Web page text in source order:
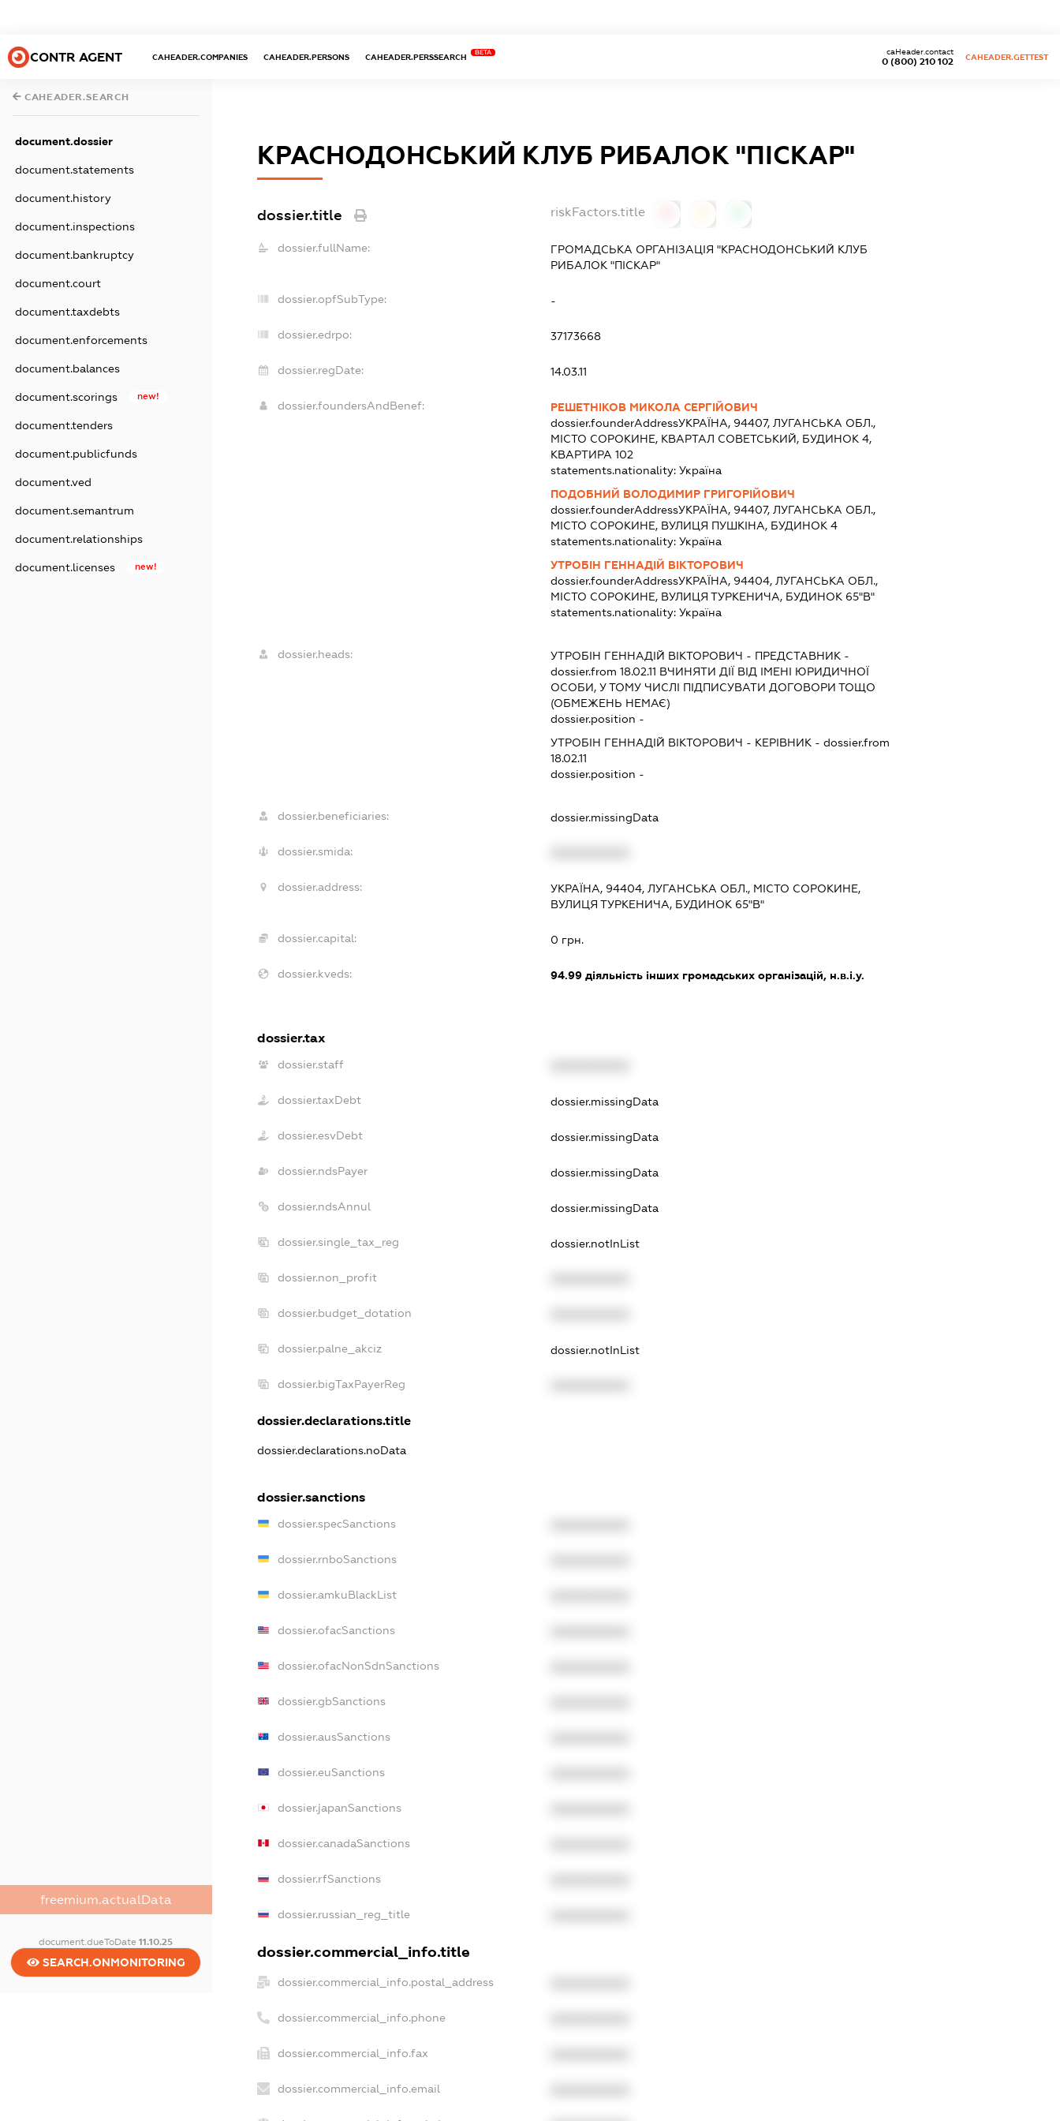
CONTR AGENT CAHEADER.COMPANIES CAHEADER.PERSONS CAHEADER.PERSSEARCH
BETA
0 (800) 210 102
caHeader.contact
CAHEADER.GETTEST
CAHEADER.SEARCH
document.dossier
document.statements
document.history
document.inspections
document.bankruptcy
document.court
document.taxdebts
document.enforcements
document.balances
document.scorings new!
document.tenders
document.publicfunds
document.ved
document.semantrum
document.relationships
document.licenses new!
freemium.actualData
document.dueToDate11.10.25
SEARCH.ONMONITORING
КРАСНОДОНСЬКИЙ КЛУБ РИБАЛОК "ПІСКАР"
dossier.title riskFactors.title
dossier.fullName:
ГРОМАДСЬКА ОРГАНІЗАЦІЯ "КРАСНОДОНСЬКИЙ КЛУБ
РИБАЛОК "ПІСКАР"
dossier.opfSubType: -
dossier.edrpo: 37173668
dossier.regDate: 14.03.11
dossier.foundersAndBenef:
РЕШЕТНІКОВ МИКОЛА СЕРГІЙОВИЧ
dossier.founderAddressУКРАЇНА, 94407, ЛУГАНСЬКА ОБЛ.,
МІСТО СОРОКИНЕ, КВАРТАЛ СОВЕТСЬКИЙ, БУДИНОК 4,
КВАРТИРА 102
statements.nationality: Україна
ПОДОБНИЙ ВОЛОДИМИР ГРИГОРІЙОВИЧ
dossier.founderAddressУКРАЇНА, 94407, ЛУГАНСЬКА ОБЛ.,
МІСТО СОРОКИНЕ, ВУЛИЦЯ ПУШКІНА, БУДИНОК 4
statements.nationality: Україна
УТРОБІН ГЕННАДІЙ ВІКТОРОВИЧ
dossier.founderAddressУКРАЇНА, 94404, ЛУГАНСЬКА ОБЛ.,
МІСТО СОРОКИНЕ, ВУЛИЦЯ ТУРКЕНИЧА, БУДИНОК 65"В"
statements.nationality: Україна
dossier.heads: УТРОБІН ГЕННАДІЙ ВІКТОРОВИЧ - ПРЕДСТАВНИК -
dossier.from 18.02.11 ВЧИНЯТИ ДІЇ ВІД ІМЕНІ ЮРИДИЧНОЇ
ОСОБИ, У ТОМУ ЧИСЛІ ПІДПИСУВАТИ ДОГОВОРИ ТОЩО
(ОБМЕЖЕНЬ НЕМАЄ)
dossier.position -
УТРОБІН ГЕННАДІЙ ВІКТОРОВИЧ - КЕРІВНИК - dossier.from
18.02.11
dossier.position -
dossier.beneficiaries: dossier.missingData
dossier.smida:
dossier.address:
УКРАЇНА, 94404, ЛУГАНСЬКА ОБЛ., МІСТО СОРОКИНЕ,
ВУЛИЦЯ ТУРКЕНИЧА, БУДИНОК 65"В"
dossier.capital: 0 грн.
dossier.kveds: 94.99діяльність інших громадських організацій, н.в.і.у.
dossier.tax
dossier.staff
dossier.taxDebt dossier.missingData
dossier.esvDebt dossier.missingData
dossier.ndsPayer dossier.missingData
dossier.ndsAnnul dossier.missingData
dossier.single_tax_reg dossier.notInList
dossier.non_profit
dossier.budget_dotation
dossier.palne_akciz dossier.notInList
dossier.bigTaxPayerReg
dossier.declarations.title
dossier.declarations.noData
dossier.sanctions
dossier.specSanctions
dossier.rnboSanctions
dossier.amkuBlackList
dossier.ofacSanctions
dossier.ofacNonSdnSanctions
dossier.gbSanctions
dossier.ausSanctions
dossier.euSanctions
dossier.japanSanctions
dossier.canadaSanctions
dossier.rfSanctions
dossier.russian_reg_title
dossier.commercial_info.title
dossier.commercial_info.postal_address
dossier.commercial_info.phone
dossier.commercial_info.fax
dossier.commercial_info.email